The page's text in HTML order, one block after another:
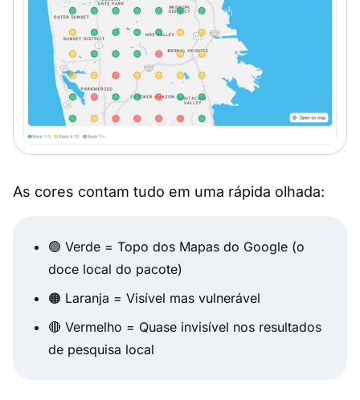
As cores contam tudo em uma rápida olhada:
🟢 Verde = Topo dos Mapas do Google (o
doce local do pacote)
🟠 Laranja = Visível mas vulnerável
🔴 Vermelho = Quase invisível nos resultados
de pesquisa local